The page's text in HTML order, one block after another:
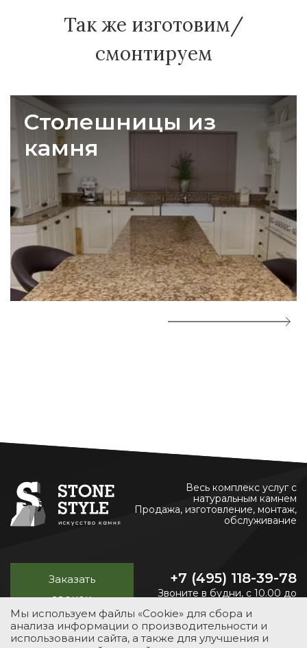
Так же изготовим/
смонтируем
Столешницы из
камня
Весь комплекс услуг с
натуральным камнем
Продажа, изготовление, монтаж,
обслуживание
Заказать
звонок
+7 (495) 118-39-78
Звоните в будни, с 10.00 до
Мы используем файлы «Cookie» для сбора и
анализа информации о производительности и
использовании сайта, а также для улучшения и